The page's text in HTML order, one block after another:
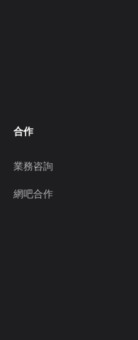
合作
業務咨詢
網吧合作